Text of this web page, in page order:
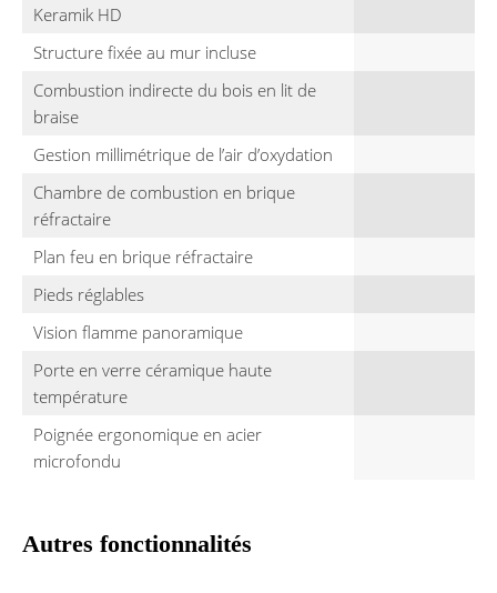
Keramik HD
Structure fixée au mur incluse
Combustion indirecte du bois en lit de
braise
Gestion millimétrique de l’air d’oxydation
Chambre de combustion en brique
réfractaire
Plan feu en brique réfractaire
Pieds réglables
Vision flamme panoramique
Porte en verre céramique haute
température
Poignée ergonomique en acier
microfondu
Autres fonctionnalités